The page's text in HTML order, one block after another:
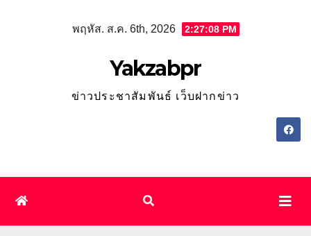
พฤหัส. ส.ค. 6th, 2026 2:27:09 PM
Yakzabpr
ข่าวประชาสัมพันธ์ เว็บฝากข่าว